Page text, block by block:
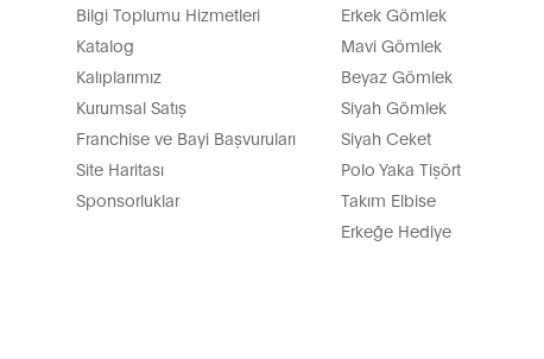
Bilgi Toplumu Hizmetleri
Katalog
Kalıplarımız
Kurumsal Satış
Franchise ve Bayi Başvuruları
Site Haritası
Sponsorluklar
Erkek Gömlek
Mavi Gömlek
Beyaz Gömlek
Siyah Gömlek
Siyah Ceket
Polo Yaka Tişört
Takım Elbise
Erkeğe Hediye